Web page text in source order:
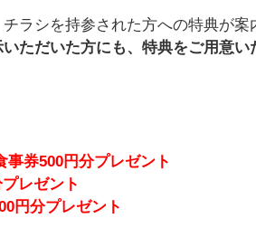
ラシを持参された方への特典が案
ただいた方にも、特典をご用意い
事券500円分プレゼント
レゼント
円分プレゼント